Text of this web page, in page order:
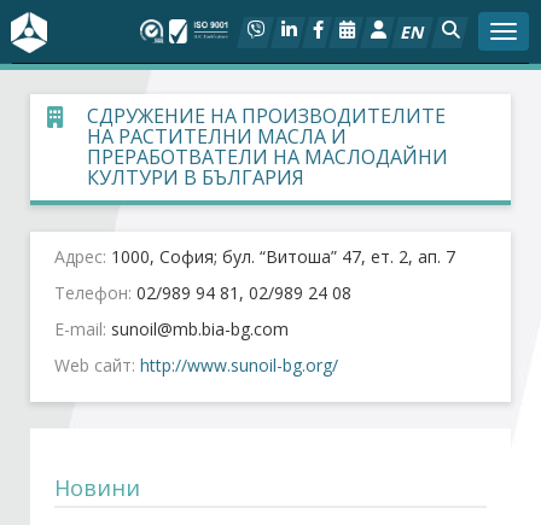
EN
За БСК
На фокус
Актуално
Социален диалог
Дейности
Проекти
СДРУЖЕНИЕ НА ПРОИЗВОДИТЕЛИТЕ
НА РАСТИТЕЛНИ МАСЛА И
ПРЕРАБОТВАТЕЛИ НА МАСЛОДАЙНИ
КУЛТУРИ В БЪЛГАРИЯ
Адрес: 1000, София; бул. “Витоша” 47, ет. 2, ап. 7
Телефон: 02/989 94 81, 02/989 24 08
E-mail:
Web сайт: http://www.sunoil-bg.org/
Новини